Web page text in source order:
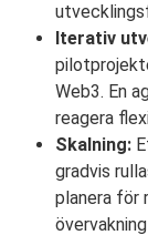
Iterativ
Web3. En
reagera
Skalning:
gradvis
planera för